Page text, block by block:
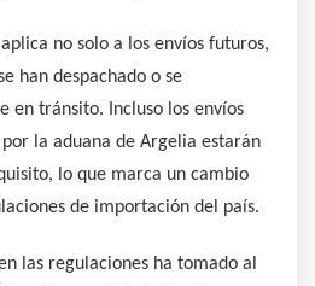
no solo a los envíos futuros,
han despachado o se
en tránsito. Incluso los envíos
la aduana de Argelia estarán
lo que marca un cambio
de importación del país.
las regulaciones ha tomado al